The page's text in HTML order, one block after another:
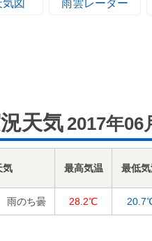
図 雨雲レーダー
天気 2017年06
気 最高気温 最低
雨のち曇 28.2℃